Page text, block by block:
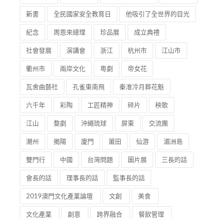
新書 全民國家安全教育日 他吸引了全世界的目光
紀念 周恩來總理 珍品展 成立典禮
社會發展 演講會 浙江 杭州市 江山市
衢州市 兩岸文化 粵劇 帝女花
瓦舍曲藝社 孔雀東南飛 秦淮冷月葬花魁
六千年 彩陶 工匠精神 碎片 秧歌
江山 婺劇 沖繩琉球 屏東 交流團
潮州 揭陽 廈門 莆田 仙游 湄洲島
雙門行 中國 台灣問題 圖片展 三長的話
會長的話 理事長的話 監事長的話
2019澳門文化產業論壇 文創 美食
文化產業 創意 跨界融合 餐飲管理